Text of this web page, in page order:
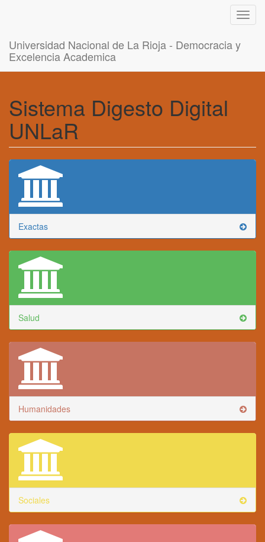
Universidad Nacional de La Rioja - Democracia y
Excelencia Academica
Sistema Digesto Digital
UNLaR
Exactas
Salud
Humanidades
Sociales